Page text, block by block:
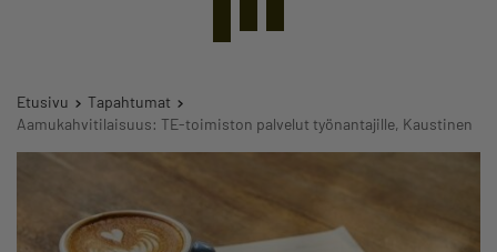
Etusivu
Tapahtumat
Aamukahvitilaisuus: TE-toimiston palvelut työnantajille, Kaustinen